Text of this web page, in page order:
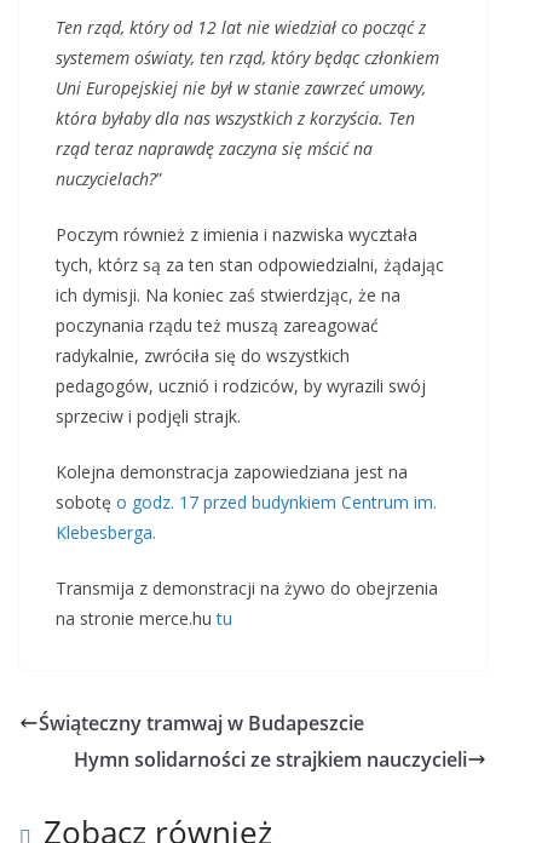
Ten rząd, który od 12 lat nie wiedział co począć z
systemem oświaty, ten rząd, który będąc członkiem
Uni Europejskiej nie był w stanie zawrzeć umowy,
która byłaby dla nas wszystkich z korzyścia. Ten
rząd teraz naprawdę zaczyna się mścić na
nuczycielach?”
Poczym również z imienia i nazwiska wycztała
tych, którz są za ten stan odpowiedzialni, żądając
ich dymisji. Na koniec zaś stwierdzjąc, że na
poczynania rządu też muszą zareagować
radykalnie, zwróciła się do wszystkich
pedagogów, ucznió i rodziców, by wyrazili swój
sprzeciw i podjęli strajk.
Kolejna demonstracja zapowiedziana jest na
sobotę o godz. 17 przed budynkiem Centrum im.
Klebesberga.
Transmija z demonstracji na żywo do obejrzenia
na stronie merce.hutu
Świąteczny tramwaj w Budapeszcie
Hymn solidarności ze strajkiem nauczycieli
Zobacz również